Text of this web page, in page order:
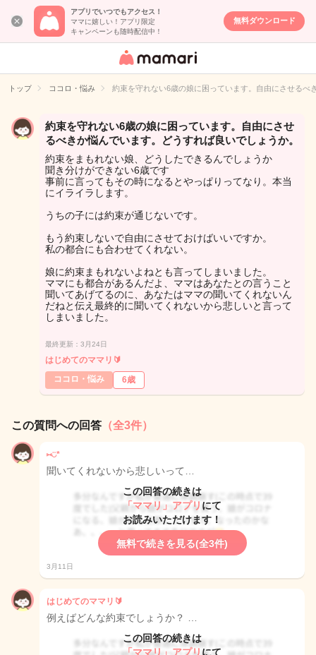
アプリでいつでもアクセス！
ママに嬉しい！アプリ限定
キャンペーンも随時配信中！
無料ダウンロード
女性専用匿名QA
イト
トップ ココロ・悩み 約束を守れない6歳の娘に困っています。自由にさせるべ
約束を守れない6歳の娘に困っています。自由にさせ
るべきか悩んでいます。どうすれば良いでしょうか。
約束をまもれない娘、どうしたできるんでしょうか
聞き分けができない6歳です
事前に言ってもその時になるとやっぱりってなり。本当
にイライラします。
うちの子には約束が通じないです。
もう約束しないで自由にさせておけばいいですか。
私の都合にも合わせてくれない。
娘に約束まもれないよねとも言ってしまいました。
ママにも都合があるんだよ、ママはあなたとの言うこと
聞いてあげてるのに、あなたはママの聞いてくれないん
だねと伝え最終的に聞いてくれないから悲しいと言って
しまいました。
最終更新：3月24日
はじめてのママリ🔰
ココロ・悩み
6歳
この質問への回答 （全3件）
⑅◡̈*
聞いてくれないから悲しいって…
この回答の続きは
「ママリ」アプリ にて
お読みいただけます！
無料で続きを見る(全3件)
3月11日
はじめてのママリ🔰
例えばどんな約束でしょうか？ …
この回答の続きは
「ママリ」アプリ にて